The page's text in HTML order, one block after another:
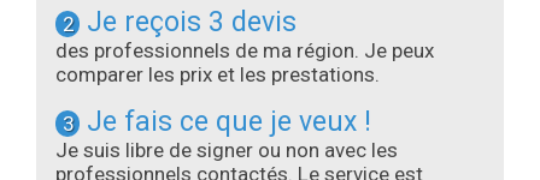
2 Je reçois 3 devis
des professionnels de ma région. Je peux
comparer les prix et les prestations.
3 Je fais ce que je veux !
Je suis libre de signer ou non avec les
professionnels contactés. Le service est